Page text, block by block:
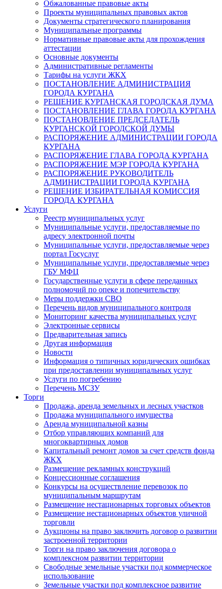
Обжалованные правовые акты
Проекты муниципальных правовых актов
Документы стратегического планирования
Муниципальные программы
Нормативные правовые акты для прохождения
аттестации
Основные документы
Административные регламенты
Тарифы на услуги ЖКХ
ПОСТАНОВЛЕНИЕ АДМИНИСТРАЦИЯ
ГОРОДА КУРГАНА
РЕШЕНИЕ КУРГАНСКАЯ ГОРОДСКАЯ ДУМА
ПОСТАНОВЛЕНИЕ ГЛАВА ГОРОДА КУРГАНА
ПОСТАНОВЛЕНИЕ ПРЕДСЕДАТЕЛЬ
КУРГАНСКОЙ ГОРОДСКОЙ ДУМЫ
РАСПОРЯЖЕНИЕ АДМИНИСТРАЦИИ ГОРОДА
КУРГАНА
РАСПОРЯЖЕНИЕ ГЛАВА ГОРОДА КУРГАНА
РАСПОРЯЖЕНИЕ МЭР ГОРОДА КУРГАНА
РАСПОРЯЖЕНИЕ РУКОВОДИТЕЛЬ
АДМИНИСТРАЦИИ ГОРОДА КУРГАНА
РЕШЕНИЕ ИЗБИРАТЕЛЬНАЯ КОМИССИЯ
ГОРОДА КУРГАНА
Услуги
Реестр муниципальных услуг
Муниципальные услуги, предоставляемые по
адресу электронной почты
Муниципальные услуги, предоставляемые через
портал Госуслуг
Муниципальные услуги, предоставляемые через
ГБУ МФЦ
Государственные услуги в сфере переданных
полномочий по опеке и попечительству
Меры поддержки СВО
Перечень видов муниципального контроля
Мониторинг качества муниципальных услуг
Электронные сервисы
Предварительная запись
Другая информация
Новости
Информация о типичных юридических ошибках
при предоставлении муниципальных услуг
Услуги по погребению
Перечень МСЗУ
Торги
Продажа, аренда земельных и лесных участков
Продажа муниципального имущества
Аренда муниципальной казны
Отбор управляющих компаний для
многоквартирных домов
Капитальный ремонт домов за счет средств фонда
ЖКХ
Размещение рекламных конструкций
Концессионные соглашения
Конкурсы на осуществление перевозок по
муниципальным маршрутам
Размещение нестационарных торговых объектов
Размещение нестационарных объектов уличной
торговли
Аукционы на право заключить договор о развитии
застроенной территории
Торги на право заключения договора о
комплексном развитии территории
Свободные земельные участки под коммерческое
использование
Земельные участки под комплексное развитие